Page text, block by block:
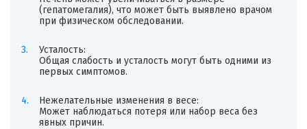
(гепатомегалия), что может быть выявлено врачом
при физическом обследовании.
Усталость:
Общая слабость и усталость могут быть одними из
первых симптомов.
Нежелательные изменения в весе:
Может наблюдаться потеря или набор веса без
явных причин.